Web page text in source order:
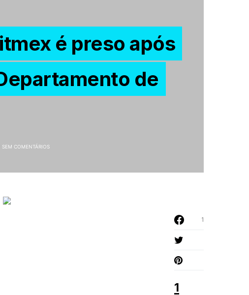
é preso após
de
SEM COMENTÁRIOS
1
1